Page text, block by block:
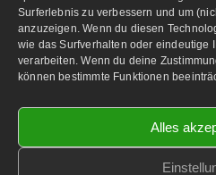
Surferlebnis zu verbessern und um
anzuzeigen. Wenn du diesen
wie das Surfverhalten oder eindeutige
verarbeiten. Wenn du deine
können bestimmte Funktionen
Alles